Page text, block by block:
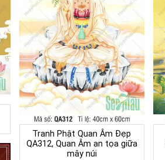
Tranh Phật Quan Âm Đẹp
QA312, Quan Âm an tọa giữa
mây núi